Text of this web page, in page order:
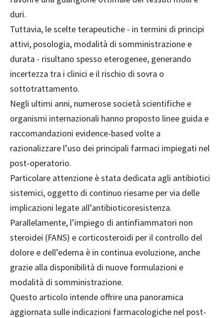
duri.
Tuttavia, le scelte terapeutiche - in termini di principi
attivi, posologia, modalità di somministrazione e
durata - risultano spesso eterogenee, generando
incertezza tra i clinici e il rischio di sovra o
sottotrattamento.
Negli ultimi anni, numerose società scientifiche e
organismi internazionali hanno proposto linee guida e
raccomandazioni evidence-based volte a
razionalizzare l’uso dei principali farmaci impiegati nel
post-operatorio.
Particolare attenzione è stata dedicata agli antibiotici
sistemici, oggetto di continuo riesame per via delle
implicazioni legate all’antibioticoresistenza.
Parallelamente, l’impiego di antinfiammatori non
steroidei (FANS) e corticosteroidi per il controllo del
dolore e dell’edema è in continua evoluzione, anche
grazie alla disponibilità di nuove formulazioni e
modalità di somministrazione.
Questo articolo intende offrire una panoramica
aggiornata sulle indicazioni farmacologiche nel post-